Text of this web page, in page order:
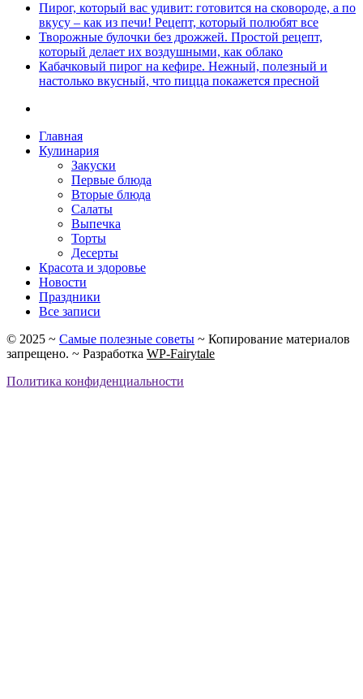
Пирог, который вас удивит: готовится на сковороде, а по
вкусу – как из печи! Рецепт, который полюбят все
Творожные булочки без дрожжей. Простой рецепт,
который делает их воздушными, как облако
Кабачковый пирог на кефире. Нежный, полезный и
настолько вкусный, что пицца покажется пресной
Главная
Кулинария
Закуски
Первые блюда
Вторые блюда
Салаты
Выпечка
Торты
Десерты
Красота и здоровье
Новости
Праздники
Все записи
© 2025 ~ Самые полезные советы ~ Копирование материалов
запрещено. ~ Разработка WP-Fairytale
Политика конфиденциальности